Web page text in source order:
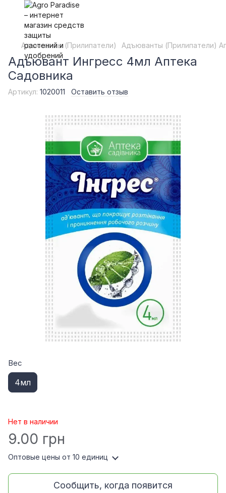
Адъюванты (Прилипатели) Адъюванты (Прилипатели)
Адъювант Ингресс 4мл Аптека
Садовника
Артикул: 1020011 Оставить отзыв
Вес
4мл
Нет в наличии
9.00 грн
Оптовые цены от 10 единиц
Сообщить, когда появится